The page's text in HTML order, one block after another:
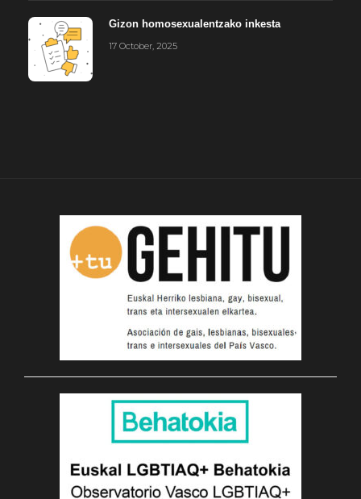
Gizon homosexualentzako inkesta
17 October, 2025